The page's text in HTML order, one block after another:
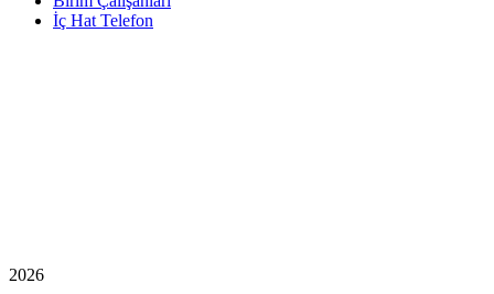
İç Hat Telefon
2026